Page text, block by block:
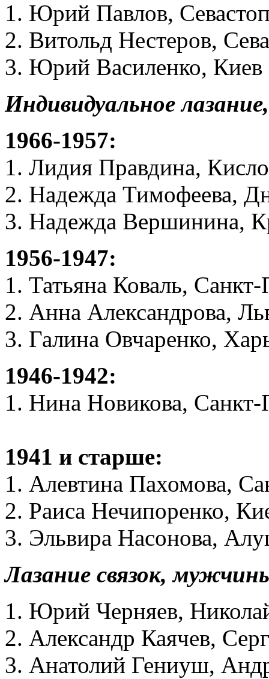
1. Юрий Павлов,
2. Витольд Нестеров,
3. Юрий Василенко, Киев
Индивидуальное
1966-1957:
1. Лидия Правдина,
2. Надежда Тимофеева,
3. Надежда Вершинина,
1956-1947:
1. Татьяна Коваль, Санкт-
2. Анна Александрова,
3. Галина Овчаренко,
1946-1942:
1. Нина Новикова, Санкт-
1941 и старше:
1. Алевтина Пахомова,
2. Раиса Нечипоренко,
3. Эльвира Насонова,
Лазание связок,
1. Юрий Черняев,
2. Александр Каячев,
3. Анатолий Гениуш,